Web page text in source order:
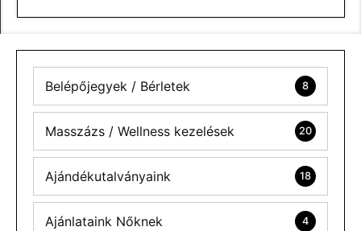
Belépőjegyek / Bérletek 8
Masszázs / Wellness kezelések 20
Ajándékutalványaink 18
Ajánlataink Nőknek 4